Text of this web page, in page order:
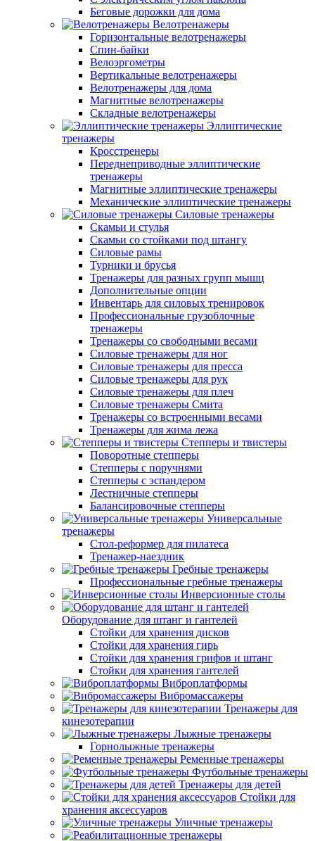
Беговые дорожки для дома
Велотренажеры
Горизонтальные велотренажеры
Спин-байки
Велоэргометры
Вертикальные велотренажеры
Велотренажеры для дома
Магнитные велотренажеры
Складные велотренажеры
Эллиптические
тренажеры
Кросстренеры
Переднеприводные эллиптические
тренажеры
Магнитные эллиптические тренажеры
Механические эллиптические тренажеры
Силовые тренажеры
Скамьи и стулья
Скамьи со стойками под штангу
Силовые рамы
Турники и брусья
Тренажеры для разных групп мышц
Дополнительные опции
Инвентарь для силовых тренировок
Профессиональные грузоблочные
тренажеры
Тренажеры со свободными весами
Силовые тренажеры для ног
Силовые тренажеры для пресса
Силовые тренажеры для рук
Силовые тренажеры для плеч
Силовые тренажеры Смита
Тренажеры со встроенными весами
Тренажеры для жима лежа
Степперы и твистеры
Поворотные степперы
Степперы с поручнями
Степперы с эспандером
Лестничные степперы
Балансировочные степперы
Универсальные
тренажеры
Стол-реформер для пилатеса
Тренажер-наездник
Гребные тренажеры
Профессиональные гребные тренажеры
Инверсионные столы
Оборудование для штанг и гантелей
Стойки для хранения дисков
Стойки для хранения гирь
Стойки для хранения грифов и штанг
Стойки для хранения гантелей
Виброплатформы
Вибромассажеры
Тренажеры для
кинезотерапии
Лыжные тренажеры
Горнолыжные тренажеры
Ременные тренажеры
Футбольные тренажеры
Тренажеры для детей
Стойки для
хранения аксессуаров
Уличные тренажеры